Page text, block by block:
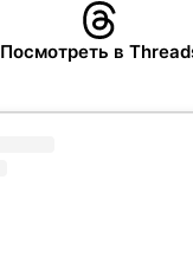
Посмотреть в